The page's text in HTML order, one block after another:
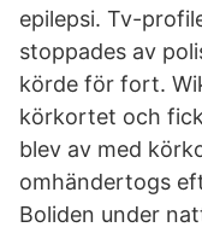
epilepsi. Tv-
stoppades av
körde för fort.
körkortet och
blev av med
omhändertogs
Boliden under